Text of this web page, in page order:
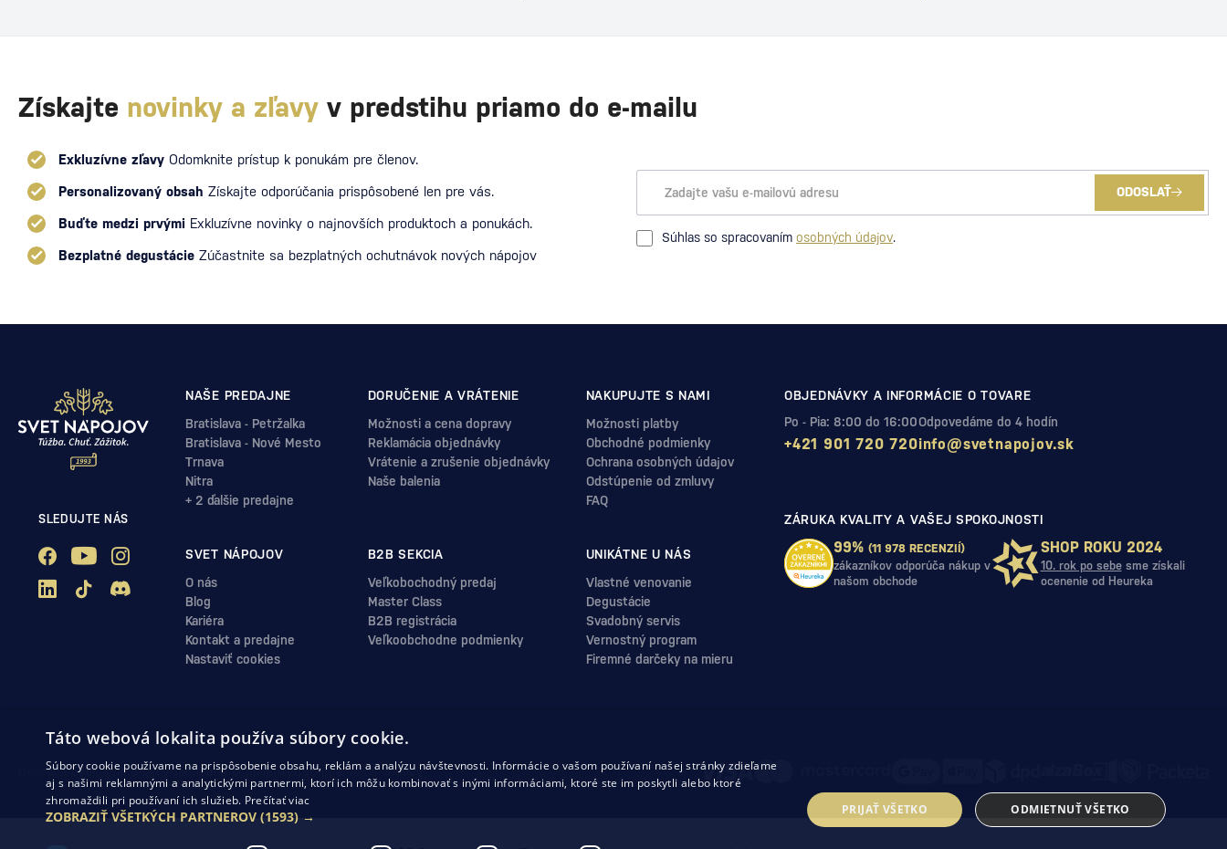
Získajte novinky a zľavy v predstihu priamo do e-mailu
Exkluzívne zľavy Odomknite prístup k ponukám pre členov.
Personalizovaný obsah Získajte odporúčania prispôsobené len pre vás.
Buďte medzi prvými Exkluzívne novinky o najnovších produktoch a ponukách.
Bezplatné degustácie Zúčastnite sa bezplatných ochutnávok nových nápojov
ODOSLAŤ
Súhlas so spracovaním osobných údajov.
SLEDUJTE NÁS
NAŠE PREDAJNE
Bratislava - Petržalka
Bratislava - Nové Mesto
Trnava
Nitra
+ 2 ďalšie predajne
DORUČENIE A VRÁTENIE
Možnosti a cena dopravy
Reklamácia objednávky
Vrátenie a zrušenie objednávky
Naše balenia
NAKUPUJTE S NAMI
Možnosti platby
Obchodné podmienky
Ochrana osobných údajov
Odstúpenie od zmluvy
FAQ
SVET NÁPOJOV
O nás
Blog
Kariéra
Kontakt a predajne
Nastaviť cookies
B2B SEKCIA
Veľkobochodný predaj
Master Class
B2B registrácia
Veľkoobchodne podmienky
UNIKÁTNE U NÁS
Vlastné venovanie
Degustácie
Svadobný servis
Vernostný program
Firemné darčeky na mieru
OBJEDNÁVKY A INFORMÁCIE O TOVARE
Po - Pia: 8:00 do 16:00
+421 901 720 720
Odpovedáme do 4 hodín
info@svetnapojov.sk
ZÁRUKA KVALITY A VAŠEJ SPOKOJNOSTI
99% (11 978 RECENZIÍ)
zákazníkov odporúča nákup v
našom obchode
SHOP ROKU 2024
10. rok po sebesme získali
ocenenie od Heureka
Ochrana osobných údajovObchodné podmienkyOdstúpenie od zmluvy
Táto webová lokalita používa súbory cookie.
Súbory cookie používame na prispôsobenie obsahu, reklám a analýzu návštevnosti. Informácie o vašom používaní našej stránky zdieľame
aj s našimi reklamnými a analytickými partnermi, ktorí ich môžu kombinovať s inými informáciami, ktoré ste im poskytli alebo ktoré
zhromaždili pri používaní ich služieb. Prečítať viac
ZOBRAZIŤ VŠETKÝCH PARTNEROV (1593) → PRIJAŤ VŠETKO ODMIETNUŤ VŠETKO